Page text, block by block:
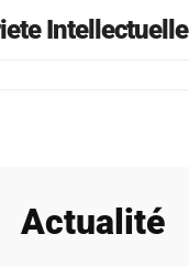
Intellectuelle
Actualité